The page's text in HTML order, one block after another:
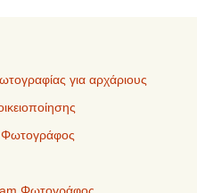
για αρχάριους